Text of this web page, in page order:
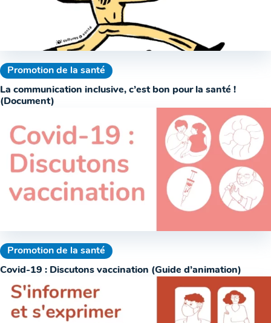
Promotion de la santé
La communication inclusive, c’est bon pour la santé !
(Document)
Promotion de la santé
Covid-19 : Discutons vaccination (Guide d’animation)